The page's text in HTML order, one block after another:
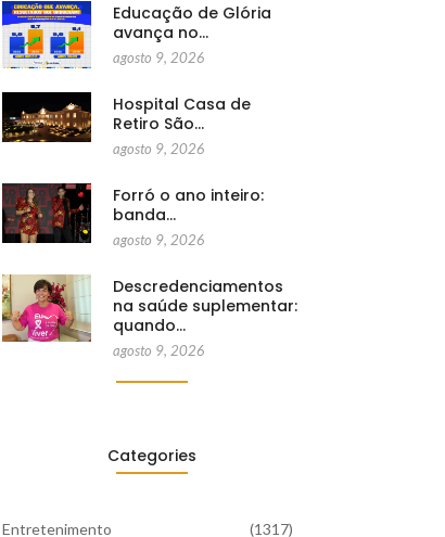
Educação de Glória
avança no…
agosto 9, 2026
Hospital Casa de
Retiro São…
agosto 9, 2026
Forró o ano inteiro:
banda…
agosto 9, 2026
Descredenciamentos
na saúde suplementar:
quando…
agosto 9, 2026
Categories
Entretenimento (1317)